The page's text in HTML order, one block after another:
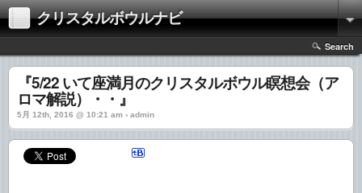
クリスタルボウルナビ
Search
『5/22 いて座満月のクリスタルボウル瞑想会（ア
ロマ解説）・・』
5月 12th, 2016 @ 10:21 am › admin